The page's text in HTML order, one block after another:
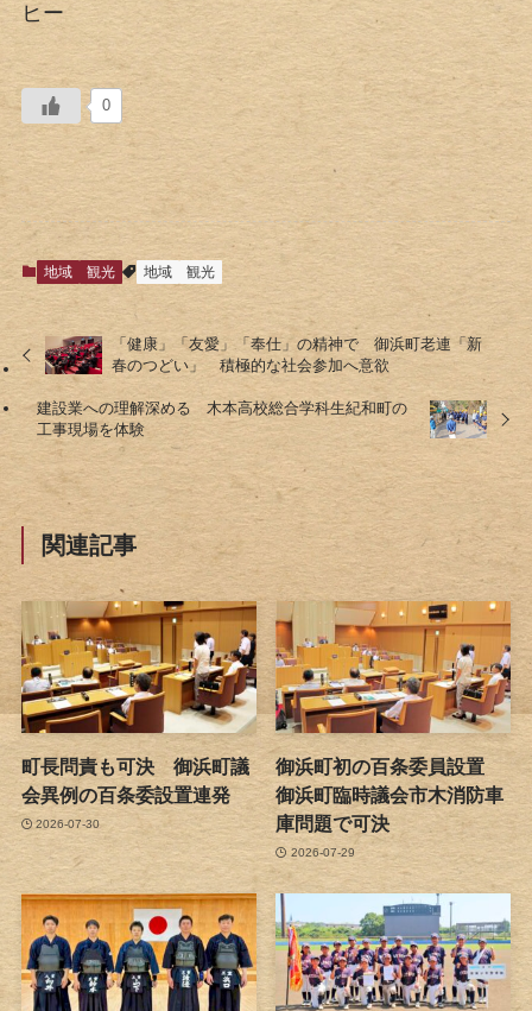
ヒー
0
地域 観光 地域 観光
「健康」「友愛」「奉仕」の精神で 御浜町老連「新
春のつどい」 積極的な社会参加へ意欲
建設業への理解深める 木本高校総合学科生紀和町の
工事現場を体験
関連記事
町長問責も可決 御浜町議
会異例の百条委設置連発
2026-07-30
御浜町初の百条委員設置
御浜町臨時議会市木消防車
庫問題で可決
2026-07-29